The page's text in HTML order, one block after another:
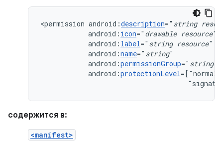
<permission android:description=" string
android: icon=" drawable resource
android: label=" string resource
android:name=" string
android:permissionGroup=" string
android:protectionLevel=["normal"
содержится в:
<manifest>